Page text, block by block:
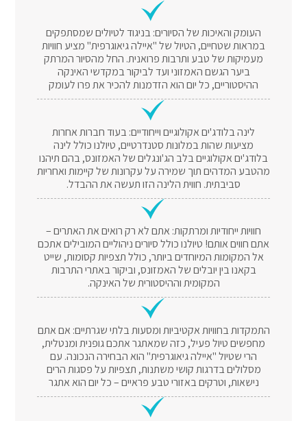
העומק והאיכות של הסיורים: בניגוד לטיולים שמסתפקים
במראות שטחיים, הטיול של "איילה גיאוגרפית" מציע חוויות
מעמיקות של טבע ותרבות פרואנית. החל מהסיור המרתק
ביער הגשם האמזוני ועד לביקור במקדשי האינקה
ההיסטוריים, כל יום הוא הזדמנות להכיר את פרו לעומק
לינה בלודג'ים אקולוגיים וייחודיים: בעוד חברות אחרות
מציעות שהות במלונות סטנדרטיים, טיולנו כולל לינה
בלודג'ים אקולוגיים בלב הג'ונגלים של האמזונס, בהם תיהנו
מהטבע המדהים תוך שמירה על עקרונות של קיימות ואחריות
סביבתית. חווית הלינה הזו תעשה את ההבדל.
חוויות ייחודיות ומרתקות: אתם לא רק רואים את האתרים –
אתם חווים אותם! טיולנו כולל סיורים ניהוליים המובילים אתכם
אל המקומות המיוחדים ביותר, כולל תצפיות קסומות, שייט
בקאנו בין יובלים של האמזונס, וביקור באתרי התרבות
המקומית וההיסטורית של האינקה.
התמקדות בחוויות אקטיביות ומסעות בלתי שגרתיים: אם אתם
מחפשים טיול פעיל, כזה שמאתגר אתכם גופנית ומנטלית,
הרי שטיול "איילה גיאוגרפית" הוא הבחירה הנכונה. עם
מסלולים בדרגות קושי משתנות, תצפיות על פסגות הרים
נישאות, וטרקים באזורי טבע פראיים – כל יום הוא אתגר